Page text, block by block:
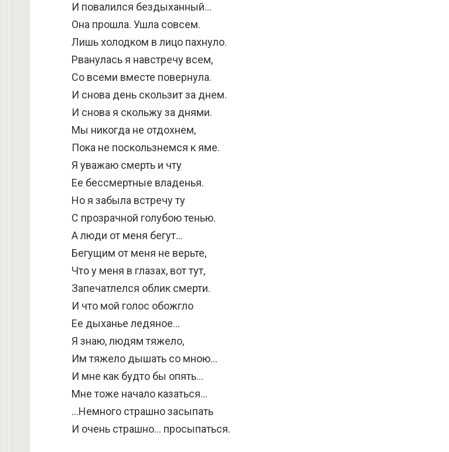
И повалился бездыханный…
Она прошла. Ушла совсем.
Лишь холодком в лицо пахнуло.
Рванулась я навстречу всем,
Со всеми вместе повернула.
И снова день скользит за днем.
И снова я скольжу за днями.
Мы никогда не отдохнем,
Пока не поскользнемся к яме.
Я уважаю смерть и чту
Ее бессмертные владенья.
Но я забыла встречу ту
С прозрачной голубою тенью.
А люди от меня бегут…
Бегущим от меня не верьте,
Что у меня в глазах, вот тут,
Запечатлелся облик смерти.
И что мой голос обожгло
Ее дыханье ледяное…
Я знаю, людям тяжело,
Им тяжело дышать со мною…
И мне как будто бы опять…
Мне тоже начало казаться…
…Немного страшно засыпать
И очень страшно… просыпаться.